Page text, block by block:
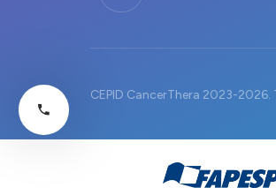
CEPID CancerThera 2023-